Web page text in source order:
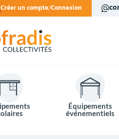
Créer un compte Connexion
Équipements
événementiels